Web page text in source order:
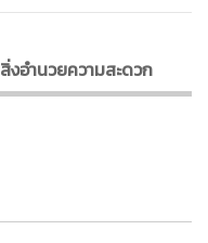
สิ่งอํานวยความสะดวก